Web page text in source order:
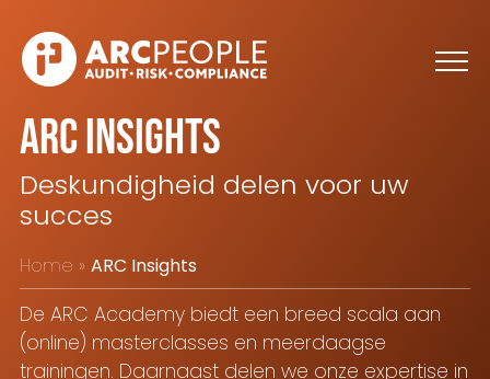
ARC Insights
Deskundigheid delen voor uw
succes
Home ARC Insights
De ARC Academy biedt een breed scala aan
(online) masterclasses en meerdaagse
trainingen. Daarnaast delen we onze expertise in